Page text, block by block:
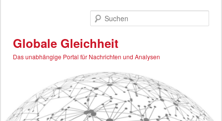
Globale Gleichheit
Das unabhängige Portal für Nachrichten und Analysen